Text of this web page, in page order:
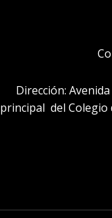
Dirección:
principal del Colegio